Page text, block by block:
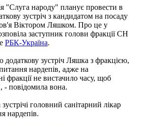
"Слуга народу" планує провести в
зустріч з кандидатом на посаду
Віктором Ляшком. Про це у
заступник голови фракції СН
РБК-Україна.
зустріч Ляшка з фракцією,
нардепів, адже на
фракції не вистачило часу, щоб
- повідомила вона.
головний санітарний лікар
нардепів.